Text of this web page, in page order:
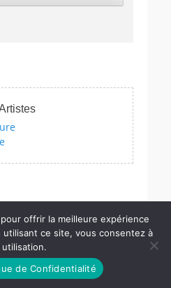
les femmes artistes et bien
Les Droits Sont Réservés | Catch
parCatch Themes
offrir la meilleure expérience
ce site, vous consentez à
utilisation.
de Confidentialité